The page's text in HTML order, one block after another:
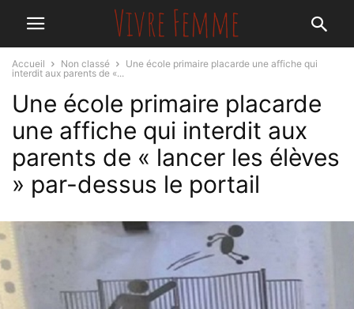
Accueil Non classé
Une école primaire placarde une affiche qui
interdit aux parents de «...
Une école primaire placarde
une affiche qui interdit aux
parents de « lancer les élèves
» par-dessus le portail